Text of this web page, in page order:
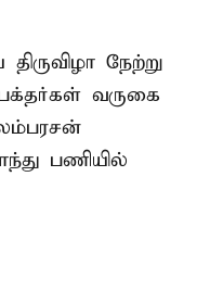
நேற்று
வருகை
பணியில்